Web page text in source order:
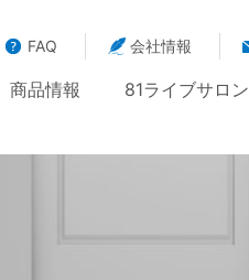
FAQ 会社情報
商品情報 81ライブサロン